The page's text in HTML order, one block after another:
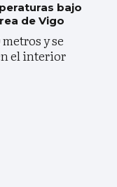
bajo
de Vigo
y se
el interior